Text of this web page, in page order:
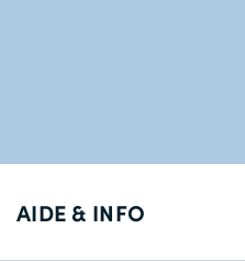
AIDE & INFO